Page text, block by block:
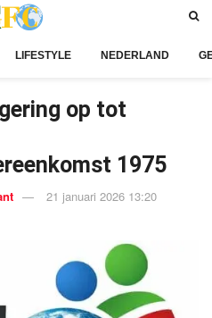
LIFESTYLE NEDERLAND
op tot
1975
21 januari 2026 13:20